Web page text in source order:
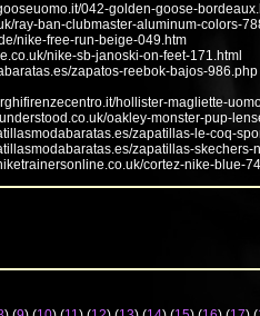
042-golden-goose-
ray-ban-clubmaster-aluminum-colors-
nike-free-run-beige-049.htm
nike-sb-janoski-on-feet-171.html
zapatos-reebok-bajos-986.php
hollister-magliette-
oakley-monster-pup-
zapatillas-le-coq-
zapatillas-
cortez-nike-blue-